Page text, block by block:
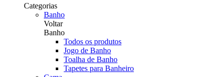
Categorias
Banho
Voltar
Banho
Todos os produtos
Jogo de Banho
Toalha de Banho
Tapetes para Banheiro